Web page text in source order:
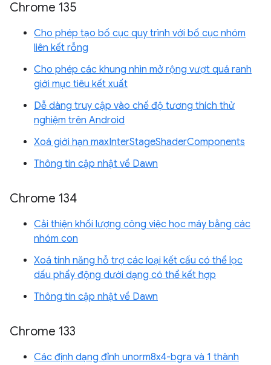
Chrome 135
Cho phép tạo bố cục quy trình với bố cục nhóm
liên kết rỗng
Cho phép các khung nhìn mở rộng vượt quá ranh
giới mục tiêu kết xuất
Dễ dàng truy cập vào chế độ tương thích thử
nghiệm trên Android
Xoá giới hạn maxInterStageShaderComponents
Thông tin cập nhật về Dawn
Chrome 134
Cải thiện khối lượng công việc học máy bằng các
nhóm con
Xoá tính năng hỗ trợ các loại kết cấu có thể lọc
dấu phẩy động dưới dạng có thể kết hợp
Thông tin cập nhật về Dawn
Chrome 133
Các định dạng đỉnh unorm8x4-bgra và 1 thành